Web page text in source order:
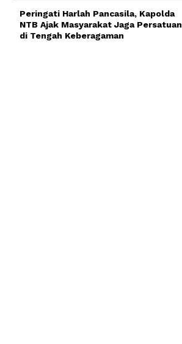
Peringati Harlah Pancasila, Kapolda
NTB Ajak Masyarakat Jaga Persatuan
di Tengah Keberagaman